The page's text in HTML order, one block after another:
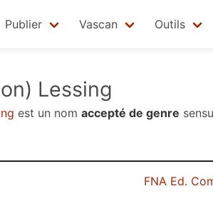
Publier Vascan Outils
Lessing
est un nom accepté de genre sensu
FNA Ed.